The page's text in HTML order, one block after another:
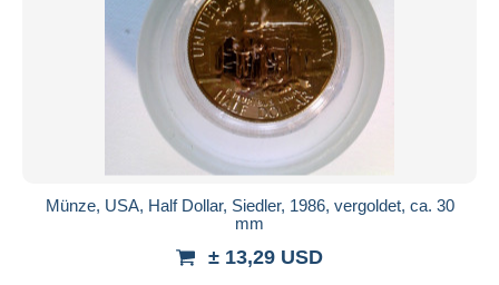
Münze, USA, Half Dollar, Siedler, 1986, vergoldet, ca. 30
mm
± 13,29 USD